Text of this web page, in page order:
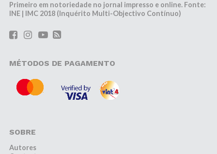
Primeiro em notoriedade no jornal impresso e online. Fonte:
INE | IMC 2018 (Inquérito Multi-Objectivo Contínuo)
MÉTODOS DE PAGAMENTO
SOBRE
Autores